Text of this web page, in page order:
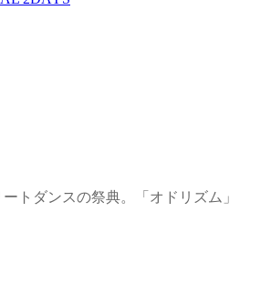
トダンスの祭典。「オドリズム」